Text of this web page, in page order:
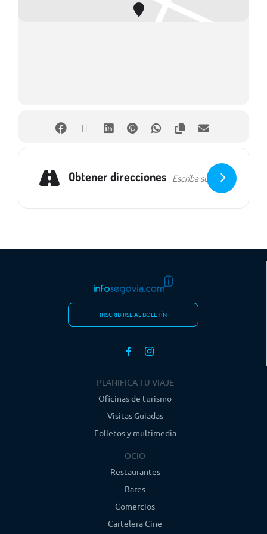
Obtener direcciones
INSCRIBIRSE AL BOLETÍN
PLANIFICA TU VIAJE
Oficinas de turismo
Visitas Guiadas
Folletos y multimedia
OCIO
Restaurantes
Bares
Comercios
Cartelera Cine